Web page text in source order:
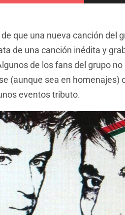
que una nueva canción del
de una canción inédita y
de los fans del grupo
(aunque sea en homenajes)
eventos tributo.